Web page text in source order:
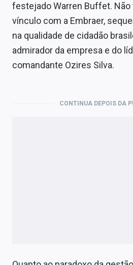
festejado Warren Buffet.
vínculo com a Embraer,
na qualidade de cidadão
admirador da empresa e do
comandante Ozires Silva.
CONTINUA DEPOIS DA